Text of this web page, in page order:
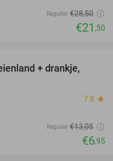
Regulier €28,50
€21 ,50
+ drankje,
7.8 star
Regulier €13,05
€6,95